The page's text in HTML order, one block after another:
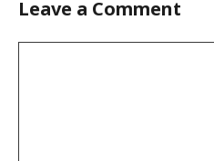
Leave a Comment